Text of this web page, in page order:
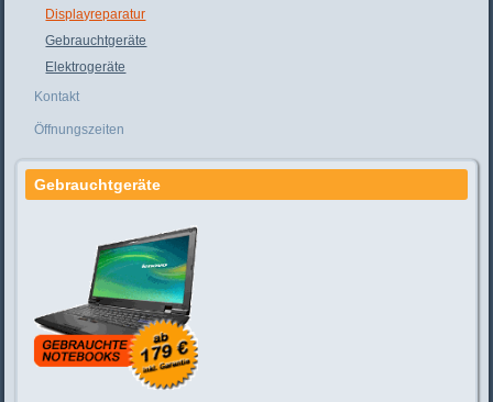
Displayreparatur
Gebrauchtgeräte
Elektrogeräte
Kontakt
Öffnungszeiten
Gebrauchtgeräte